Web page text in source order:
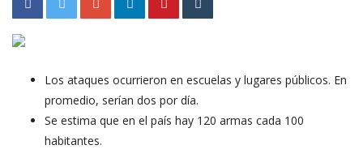
Los ataques ocurrieron en escuelas y lugares públicos. En
promedio, serían dos por día.
Se estima que en el país hay 120 armas cada 100
habitantes.